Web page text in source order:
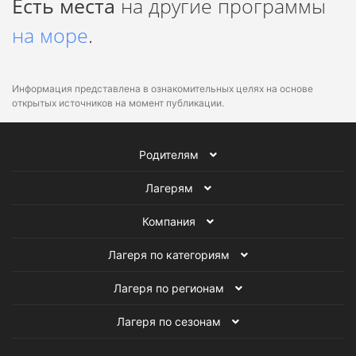
Есть места на другие программы
на море.
Информация представлена в ознакомительных целях на основе
открытых источников на момент публикации.
Родителям
Лагерям
Компания
Лагеря по категориям
Лагеря по регионам
Лагеря по сезонам